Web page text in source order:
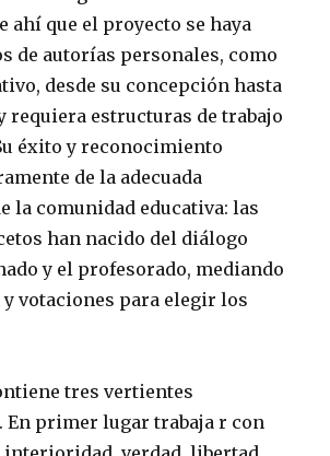
ahí que el proyecto se haya
de autorías personales, como
desde su concepción hasta
requiera estructuras de trabajo
éxito y reconocimiento
de la adecuada
la comunidad educativa: las
han nacido del diálogo
y el profesorado, mediando
y votaciones para elegir los
tres vertientes
En primer lugar trabaja r con